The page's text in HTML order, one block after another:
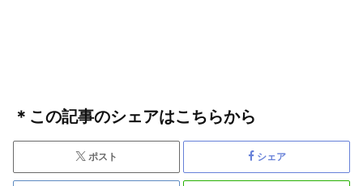
＊この記事のシェアはこちらから
ポスト シェア